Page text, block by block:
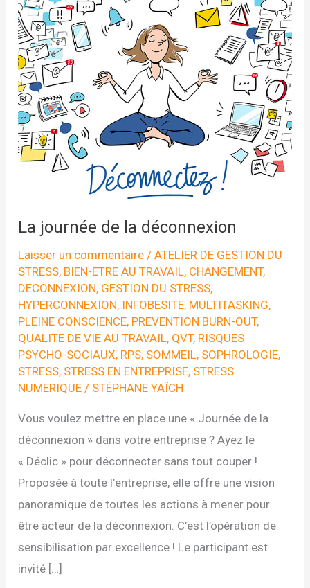
La journée de la déconnexion
Laisser un commentaire /ATELIER DE GESTION DU
STRESS, BIEN-ETRE AU TRAVAIL, CHANGEMENT,
DECONNEXION, GESTION DU STRESS,
HYPERCONNEXION, INFOBESITE, MULTITASKING,
PLEINE CONSCIENCE, PREVENTION BURN-OUT,
QUALITE DE VIE AU TRAVAIL, QVT, RISQUES
PSYCHO-SOCIAUX, RPS, SOMMEIL, SOPHROLOGIE,
STRESS, STRESS EN ENTREPRISE, STRESS
NUMERIQUE / STÉPHANE YAÏCH
Vous voulez mettre en place une « Journée de la
déconnexion » dans votre entreprise ? Ayez le
« Déclic » pour déconnecter sans tout couper !
Proposée à toute l’entreprise, elle offre une vision
panoramique de toutes les actions à mener pour
être acteur de la déconnexion. C’est l’opération de
sensibilisation par excellence ! Le participant est
invité […]